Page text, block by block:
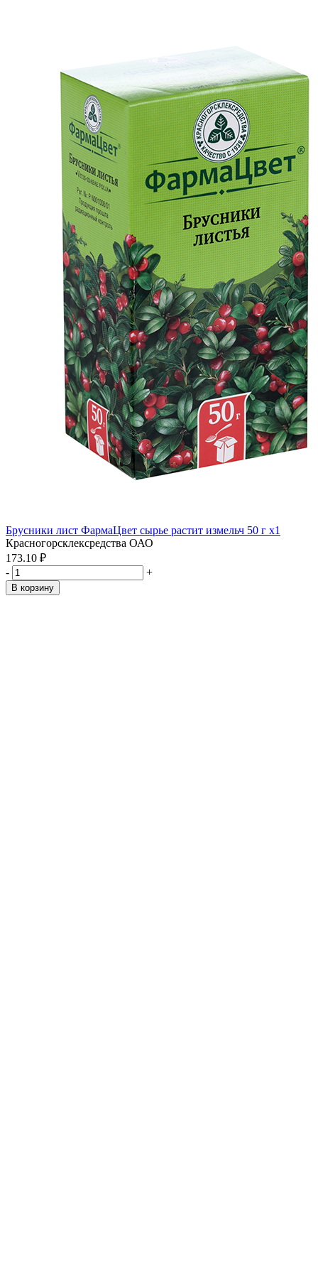
Брусники лист ФармаЦвет сырье растит измельч 50 г x1
Красногорсклексредства ОАО
173.10 ₽
-
+
В корзину